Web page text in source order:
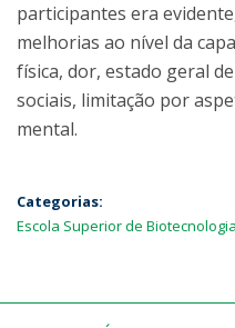
participantes era
melhorias ao nível da
física, dor, estado geral
sociais, limitação por
mental.
Categorias:
Escola Superior de Biotecnologia